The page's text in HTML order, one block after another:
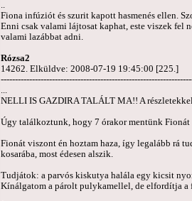
Fiona infúziót és szurit kapott hasmenés ellen.
Enni csak valami lájtosat kaphat, este viszek fel
valami lazábbat adni.
Rózsa2
14262. Elküldve: 2008-07-19 19:45:00 [225.]
NELLI IS GAZDIRA TALÁLT MA!! A
Úgy találkoztunk, hogy 7 órakor mentünk
Fionát viszont én hoztam haza, így legalább rá
kosarába, most édesen alszik.
Tudjátok: a parvós kiskutya halála egy kicsit
Kínálgatom a párolt pulykamellel, de elfordítja a